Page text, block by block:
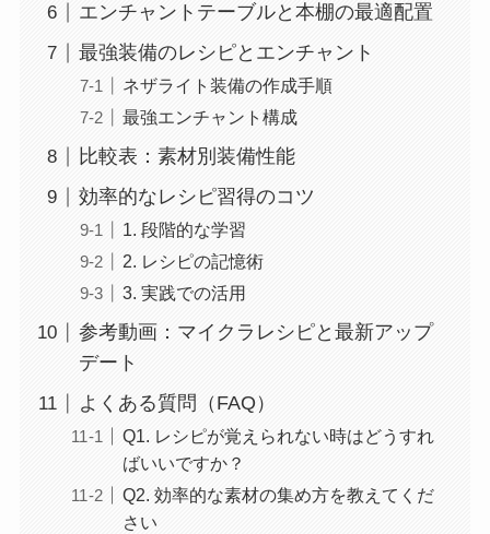
エンチャントテーブルと本棚の最適配置
最強装備のレシピとエンチャント
ネザライト装備の作成手順
最強エンチャント構成
比較表：素材別装備性能
効率的なレシピ習得のコツ
1. 段階的な学習
2. レシピの記憶術
3. 実践での活用
参考動画：マイクラレシピと最新アップ
デート
よくある質問（FAQ）
Q1. レシピが覚えられない時はどうすれ
ばいいですか？
Q2. 効率的な素材の集め方を教えてくだ
さい